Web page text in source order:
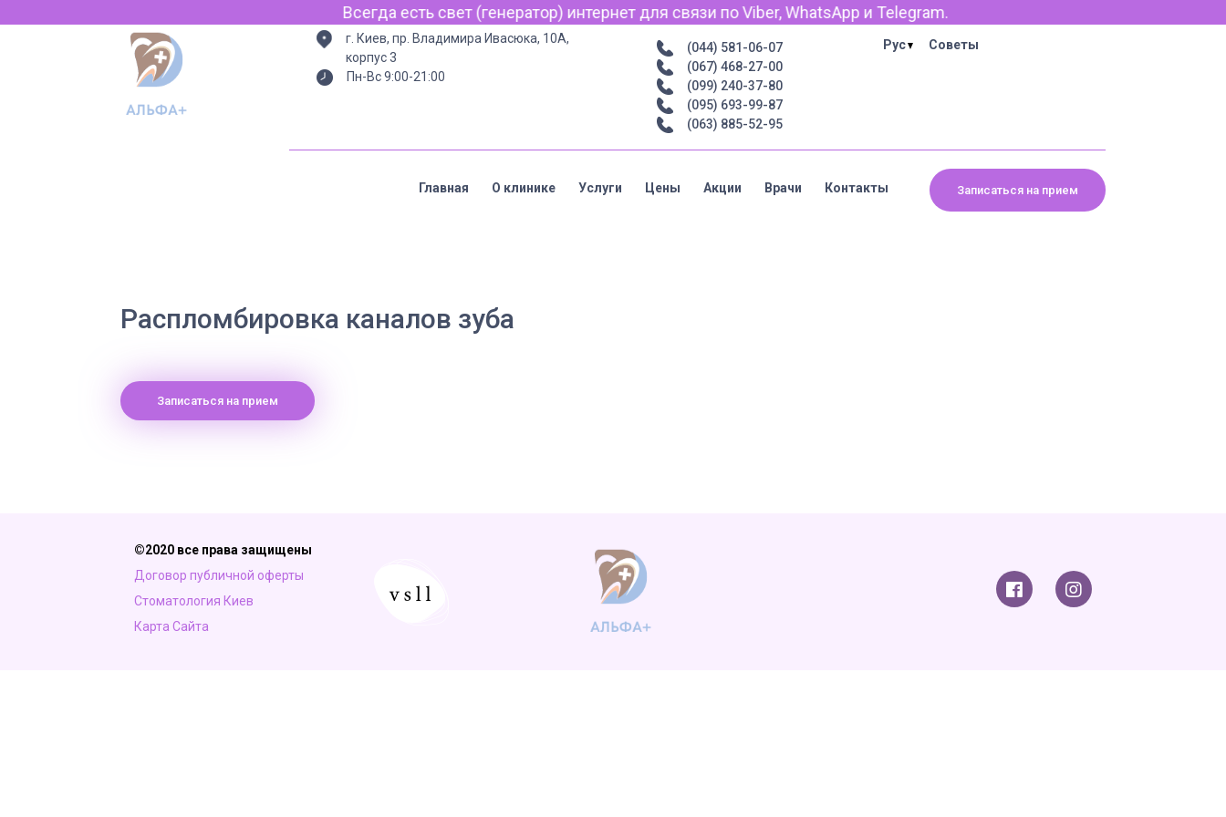
Всегда есть свет (генератор) интернет для связи по Viber, WhatsApp и Telegram.
г. Киев, пр. Владимира Ивасюка, 10А,
корпус 3
Пн-Вс 9:00-21:00
(044) 581-06-07
(067) 468-27-00
(099) 240-37-80
(095) 693-99-87
(063) 885-52-95
Рус Советы
Главная О клинике Услуги Цены Акции Врачи Контакты Записаться на прием
Распломбировка каналов зуба
Записаться на прием
©2020 все права защищены
Договор публичной оферты
Стоматология Киев
Карта Сайта